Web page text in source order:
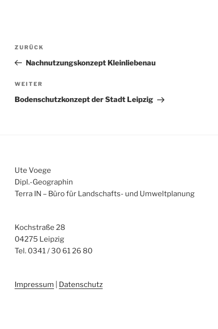
Beitragsnavigation
Vorheriger
Beitrag
ZURÜCK
Nachnutzungskonzept Kleinliebenau
Nächster
Beitrag
WEITER
Bodenschutzkonzept der Stadt Leipzig
Ute Voege
Dipl.-Geographin
Terra IN – Büro für Landschafts- und Umweltplanung
Kochstraße 28
04275 Leipzig
Tel. 0341 / 30 61 26 80
Impressum Datenschutz